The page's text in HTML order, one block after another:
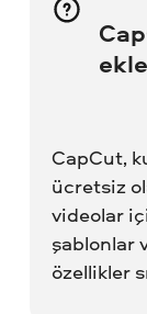
CapCut,
ücretsiz
videolar
şablonlar
özellikler